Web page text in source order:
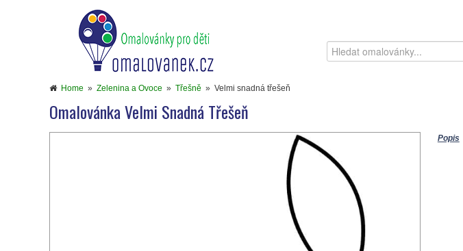
Home » Zelenina a Ovoce » Třešně » Velmi snadná třešeň
Omalovánka Velmi Snadná Třešeň
Popis